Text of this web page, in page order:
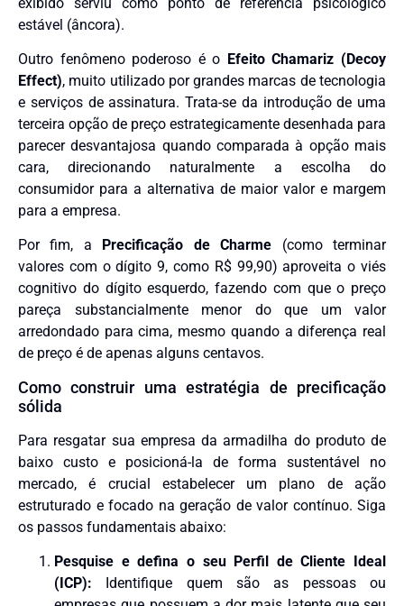
estável (âncora).
Outro fenômeno poderoso é o Efeito Chamariz (Decoy
Effect), muito utilizado por grandes marcas de tecnologia
e serviços de assinatura. Trata-se da introdução de uma
terceira opção de preço estrategicamente desenhada para
parecer desvantajosa quando comparada à opção mais
cara, direcionando naturalmente a escolha do
consumidor para a alternativa de maior valor e margem
para a empresa.
Por fim, a Precificação de Charme (como terminar
valores com o dígito 9, como R$ 99,90) aproveita o viés
cognitivo do dígito esquerdo, fazendo com que o preço
pareça substancialmente menor do que um valor
arredondado para cima, mesmo quando a diferença real
de preço é de apenas alguns centavos.
Como construir uma estratégia de precificação
sólida
Para resgatar sua empresa da armadilha do produto de
baixo custo e posicioná-la de forma sustentável no
mercado, é crucial estabelecer um plano de ação
estruturado e focado na geração de valor contínuo. Siga
os passos fundamentais abaixo:
Pesquise e defina o seu Perfil de Cliente Ideal
(ICP): Identifique quem são as pessoas ou